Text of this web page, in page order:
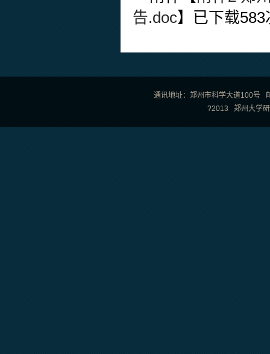
告.doc】已下载583
通讯地址：郑州市科学大道100
?2013 郑州大学